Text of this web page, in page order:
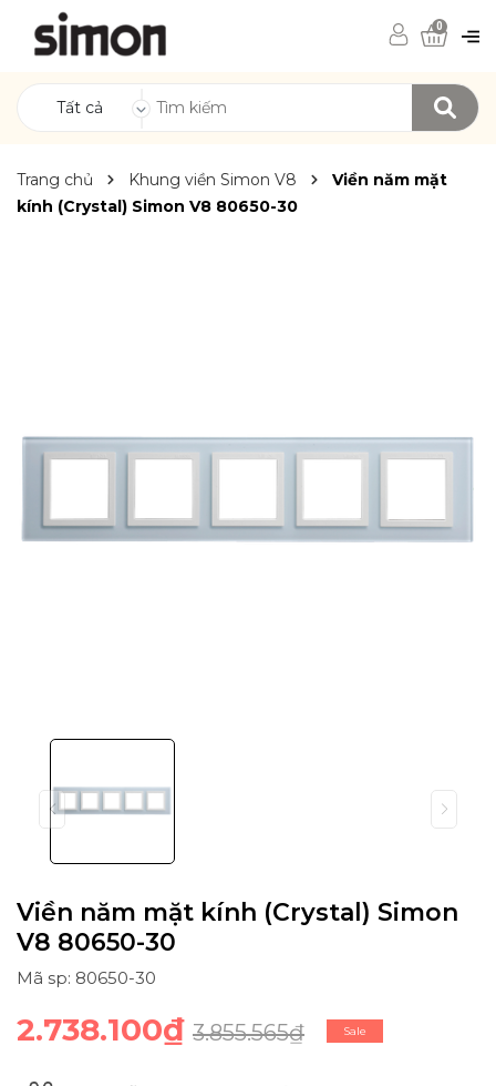
Tất cả
0
Trang chủ Khung viền Simon V8
Viền năm mặt
kính (Crystal) Simon V8 80650-30
Viền năm mặt kính (Crystal) Simon
V8 80650-30
Mã sp: 80650-30
2.738.100₫ 3.855.565₫ Sale